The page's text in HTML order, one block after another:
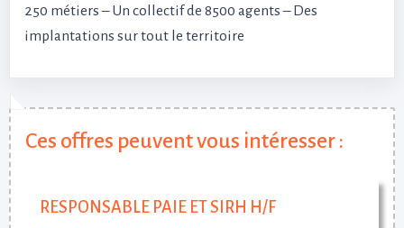
250 métiers – Un collectif de 8500 agents – Des
implantations sur tout le territoire
Ces offres peuvent vous intéresser :
RESPONSABLE PAIE ET SIRH H/F